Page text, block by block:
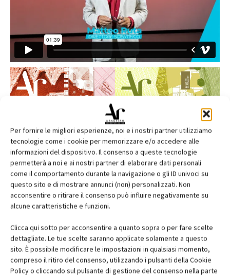
Per fornire le migliori esperienze, noi e i nostri partner utilizziamo
tecnologie come i cookie per memorizzare e/o accedere alle
informazioni del dispositivo. Il consenso a queste tecnologie
permetterà a noi e ai nostri partner di elaborare dati personali
come il comportamento durante la navigazione o gli ID univoci su
questo sito e di mostrare annunci (non) personalizzati. Non
acconsentire o ritirare il consenso può influire negativamente su
alcune caratteristiche e funzioni.
Clicca qui sotto per acconsentire a quanto sopra o per fare scelte
dettagliate. Le tue scelte saranno applicate solamente a questo
sito. È possibile modificare le impostazioni in qualsiasi momento,
compreso il ritiro del consenso, utilizzando i pulsanti della Cookie
Policy o cliccando sul pulsante di gestione del consenso nella parte
Edicola web
Abbonati e regala
Iscriviti alla newsletter